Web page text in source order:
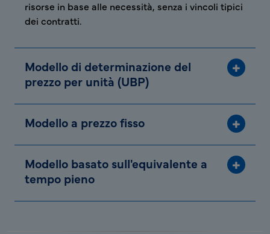
risorse in base alle necessità, senza i vincoli tipici
dei contratti.
Modello di determinazione del
prezzo per unità (UBP)
Modello a prezzo fisso
Modello basato sull'equivalente a
tempo pieno